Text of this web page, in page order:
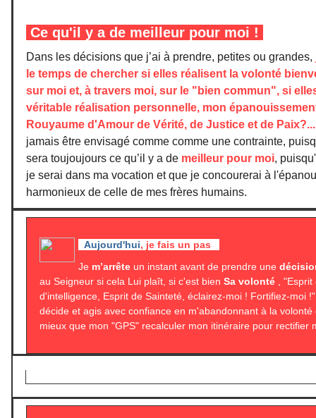
Ce qu'il y a de meilleur pour moi !
Dans les décisions que j’ai à prendre, petites ou grandes,
le temps de chercher si elles réalisent la volonté
sur moi et, à travers moi, sur le "bien commun", si
véritable réalisation personnelle, mon
Rouyaume d'Amour de Vérité, de Justice et de Paix?...
jamais être envisagé comme comme une contrainte,
sera toujoujours ce qu’il y a de meilleur pour moi,
je serai dans ma vocation et que je concourerai à
harmonieux de celle de mes frères humains.
Aujourd'hui, je fais un pas
Je m’arrête un instant avant de prendre une
au Seigneur si cela Lui plaît, si c'est bien Sa volonté ,
d'intelligence, Esprit de Sainteté, éclairez-moi ! Fortifiez-moi
décide et agis avec confiance en m'abandonnant à la
mieux que mon "GPS" recalculer mon itinéraire pour rectifier